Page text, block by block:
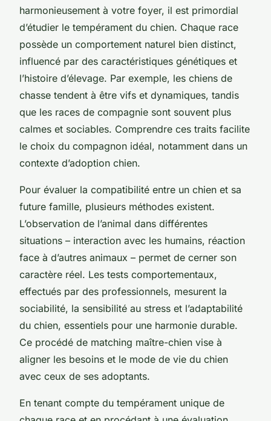
harmonieusement à votre foyer, il est primordial
d’étudier le tempérament du chien. Chaque race
possède un comportement naturel bien distinct,
influencé par des caractéristiques génétiques et
l’histoire d’élevage. Par exemple, les chiens de
chasse tendent à être vifs et dynamiques, tandis
que les races de compagnie sont souvent plus
calmes et sociables. Comprendre ces traits facilite
le choix du compagnon idéal, notamment dans un
contexte d’adoption chien.
Pour évaluer la compatibilité entre un chien et sa
future famille, plusieurs méthodes existent.
L’observation de l’animal dans différentes
situations – interaction avec les humains, réaction
face à d’autres animaux – permet de cerner son
caractère réel. Les tests comportementaux,
effectués par des professionnels, mesurent la
sociabilité, la sensibilité au stress et l’adaptabilité
du chien, essentiels pour une harmonie durable.
Ce procédé de matching maître-chien vise à
aligner les besoins et le mode de vie du chien
avec ceux de ses adoptants.
En tenant compte du tempérament unique de